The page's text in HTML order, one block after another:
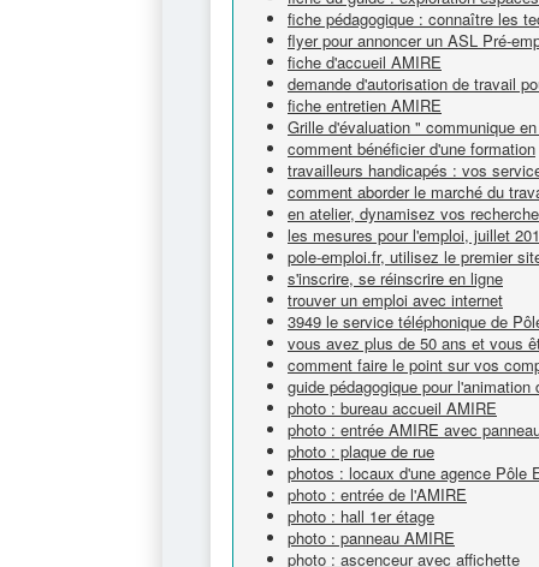
fiche pédagogique : connaître les
flyer pour annoncer un ASL Pré-
fiche d'accueil AMIRE
demande d'autorisation de travail
fiche entretien AMIRE
Grille d'évaluation " communique
comment bénéficier d'une formation
travailleurs handicapés : vos
comment aborder le marché du
en atelier, dynamisez vos
les mesures pour l'emploi, juillet
pole-emploi.fr, utilisez le premier
s'inscrire, se réinscrire en ligne
trouver un emploi avec internet
3949 le service téléphonique de
vous avez plus de 50 ans et vous
comment faire le point sur vos
guide pédagogique pour
photo : bureau accueil AMIRE
photo : entrée AMIRE avec
photo : plaque de rue
photos : locaux d'une agence Pôle
photo : entrée de l'AMIRE
photo : hall 1er étage
photo : panneau AMIRE
photo : ascenceur avec affichette